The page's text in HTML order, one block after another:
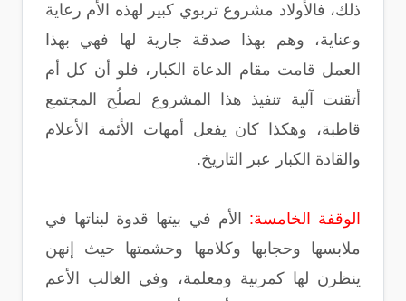
ذلك، فالأولاد مشروع تربوي كبير لهذه الأم رعاية
وعناية، وهم بهذا صدقة جارية لها فهي بهذا
العمل قامت مقام الدعاة الكبار، فلو أن كل أم
أتقنت آلية تنفيذ هذا المشروع لصلُح المجتمع
قاطبة، وهكذا كان يفعل أمهات الأئمة الأعلام
والقادة الكبار عبر التاريخ.
الوقفة الخامسة: الأم في بيتها قدوة لبناتها في
ملابسها وحجابها وكلامها وحشمتها حيث إنهن
ينظرن لها كمربية ومعلمة، وفي الغالب الأعم